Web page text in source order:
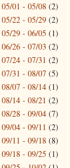
05/01 - 05/08 (2)
05/22 - 05/29 (2)
05/29 - 06/05 (1)
06/26 - 07/03 (2)
07/24 - 07/31 (2)
07/31 - 08/07 (5)
08/07 - 08/14 (1)
08/14 - 08/21 (2)
08/28 - 09/04 (7)
09/04 - 09/11 (2)
09/11 - 09/18 (8)
09/18 - 09/25 (1)